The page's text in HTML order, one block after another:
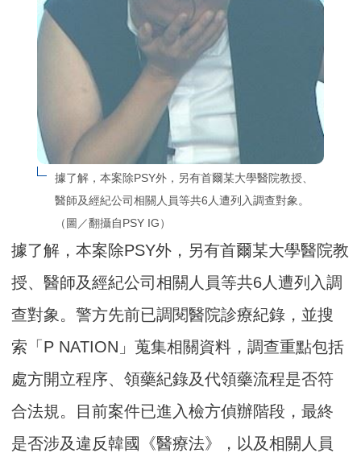
據了解，本案除PSY外，另有首爾某大學醫院教授、
醫師及經紀公司相關人員等共6人遭列入調查對象。
（圖／翻攝自PSY IG）
據了解，本案除PSY外，另有首爾某大學醫院教
授、醫師及經紀公司相關人員等共6人遭列入調
查對象。警方先前已調閱醫院診療紀錄，並搜
索「P NATION」蒐集相關資料，調查重點包括
處方開立程序、領藥紀錄及代領藥流程是否符
合法規。目前案件已進入檢方偵辦階段，最終
是否涉及違反韓國《醫療法》，以及相關人員